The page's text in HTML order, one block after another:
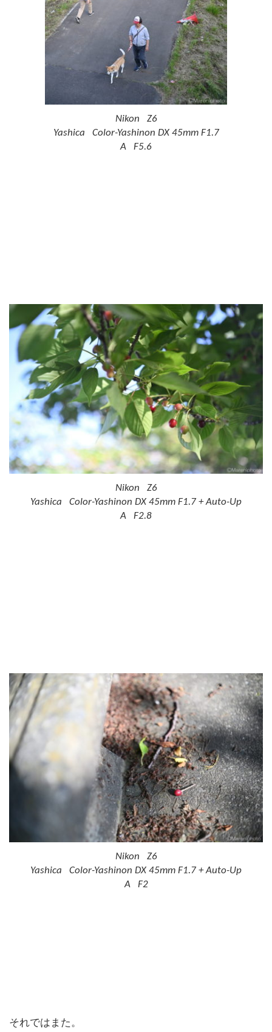
Nikon Z6
Yashica Color-Yashinon DX 45mm F1.7
A F5.6
Nikon Z6
Yashica Color-Yashinon DX 45mm F1.7 + Auto-Up
A F2.8
Nikon Z6
Yashica Color-Yashinon DX 45mm F1.7 + Auto-Up
A F2
それではまた。